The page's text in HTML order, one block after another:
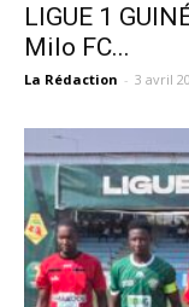
LIGUE 1
Milo FC...
La Rédaction - 3 avril